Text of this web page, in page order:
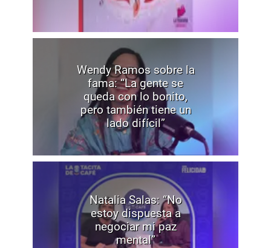
Wendy Ramos sobre la
fama: “La gente se
queda con lo bonito,
pero también tiene un
lado difícil”
Natalia Salas: “No
estoy dispuesta a
negociar mi paz
mental”